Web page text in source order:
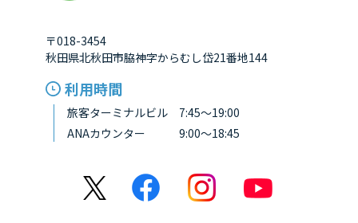
〒018-3454
秋田県北秋田市脇神字からむし岱21番地144
利用時間
旅客ターミナルビル 7:45～19:00
ANAカウンター 9:00～18:45